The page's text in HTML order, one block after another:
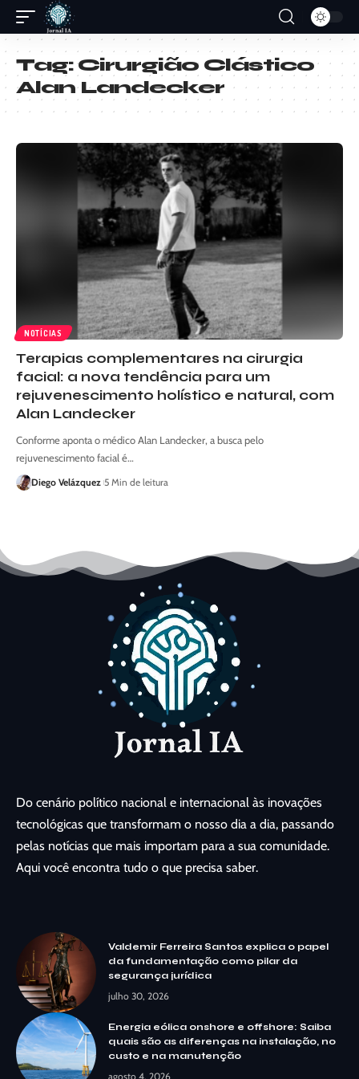
Tag:Cirurgião Clástico
Alan Landecker
NOTÍCIAS
Terapias complementares na cirurgia
facial: a nova tendência para um
rejuvenescimento holístico e natural, com
Alan Landecker
Conforme aponta o médico Alan Landecker, a busca pelo
rejuvenescimento facial é…
Diego Velázquez 5 Min de leitura
Do cenário político nacional e internacional às inovações
tecnológicas que transformam o nosso dia a dia, passando
pelas notícias que mais importam para a sua comunidade.
Aqui você encontra tudo o que precisa saber.
Valdemir Ferreira Santos explica o papel
da fundamentação como pilar da
segurança jurídica
julho 30, 2026
Energia eólica onshore e offshore: Saiba
quais são as diferenças na instalação, no
custo e na manutenção
agosto 4, 2026